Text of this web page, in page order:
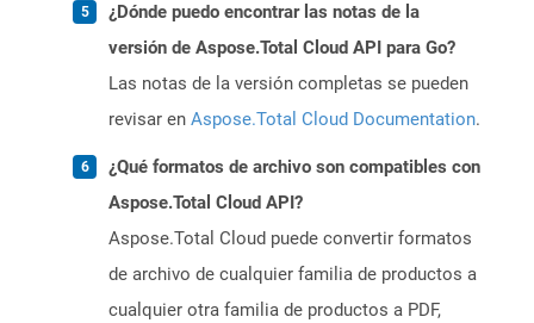
¿Dónde puedo encontrar las notas de la
versión de Aspose.Total Cloud API para Go?
Las notas de la versión completas se pueden
revisar en Aspose.Total Cloud Documentation.
¿Qué formatos de archivo son compatibles con
Aspose.Total Cloud API?
Aspose.Total Cloud puede convertir formatos
de archivo de cualquier familia de productos a
cualquier otra familia de productos a PDF,